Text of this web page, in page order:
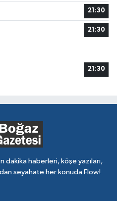
21:30
21:30
21:30
dakika haberleri, köşe yazıları,
seyahate her konuda Flow!